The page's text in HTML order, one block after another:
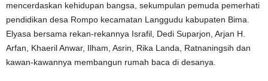
mencerdaskan kehidupan bangsa, sekumpulan pemuda pemerhati
pendidikan desa Rompo kecamatan Langgudu kabupaten Bima.
Elyasa bersama rekan-rekannya Israfil, Dedi Suparjon, Arjan H.
Arfan, Khaeril Anwar, Ilham, Asrin, Rika Landa, Ratnaningsih dan
kawan-kawannya membangun rumah baca di desanya.